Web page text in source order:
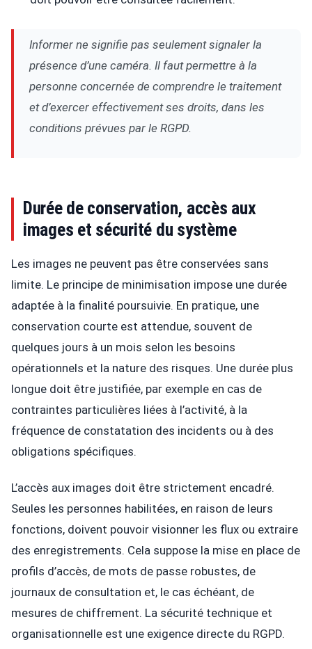
Informer ne signifie pas seulement signaler la
présence d’une caméra. Il faut permettre à la
personne concernée de comprendre le traitement
et d’exercer effectivement ses droits, dans les
conditions prévues par le RGPD.
Durée de conservation, accès aux
images et sécurité du système
Les images ne peuvent pas être conservées sans
limite. Le principe de minimisation impose une durée
adaptée à la finalité poursuivie. En pratique, une
conservation courte est attendue, souvent de
quelques jours à un mois selon les besoins
opérationnels et la nature des risques. Une durée plus
longue doit être justifiée, par exemple en cas de
contraintes particulières liées à l’activité, à la
fréquence de constatation des incidents ou à des
obligations spécifiques.
L’accès aux images doit être strictement encadré.
Seules les personnes habilitées, en raison de leurs
fonctions, doivent pouvoir visionner les flux ou extraire
des enregistrements. Cela suppose la mise en place de
profils d’accès, de mots de passe robustes, de
journaux de consultation et, le cas échéant, de
mesures de chiffrement. La sécurité technique et
organisationnelle est une exigence directe du RGPD.